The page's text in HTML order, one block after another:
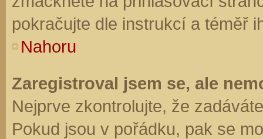
pokračujte dle instrukcí a téměř
Nahoru
Zaregistroval jsem se, ale
Nejprve zkontrolujte, že
Pokud jsou v pořádku, pak se